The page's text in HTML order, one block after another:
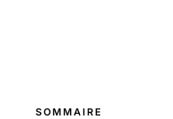
SOMMAIRE